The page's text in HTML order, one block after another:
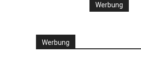
Werbung
Werbung